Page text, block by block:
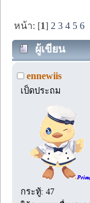
หน้า: [1] 2 3 4 5 6
ผู้เขียน
ennewiis
เป็ดประถม
กระทู้: 47